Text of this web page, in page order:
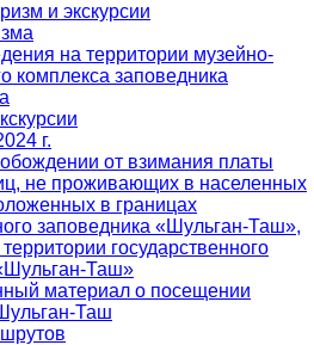
и экскурсии
на территории музейно-
комплекса заповедника
г.
от взимания платы
не проживающих в населенных
в границах
заповедника «Шульган-Таш»,
государственного
Таш»
материал о посещении
Таш